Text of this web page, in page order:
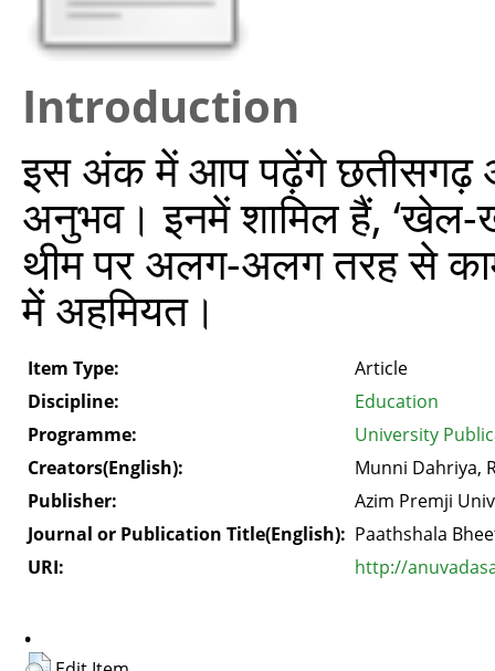
Introduction
इस अंक में आप पढ़ेंगे छतीसगढ़
अनुभव। इनमें शामिल हैं, ‘खेल-
थीम पर अलग-अलग तरह से
में अहमियत।
Item Type:
Article
Discipline:
Education
Programme:
University
Creators(English):
Munni Dahriya,
Publisher:
Azim Premji
Journal or Publication Title(English): Paathshala
URI:
http://
.